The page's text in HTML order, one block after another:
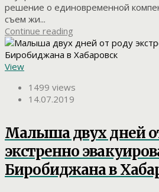
решение о единовременной
съем жи...
Continue reading
View
1499 views
14.07.2019
Малыша двух дней
экстренно
Биробиджана в